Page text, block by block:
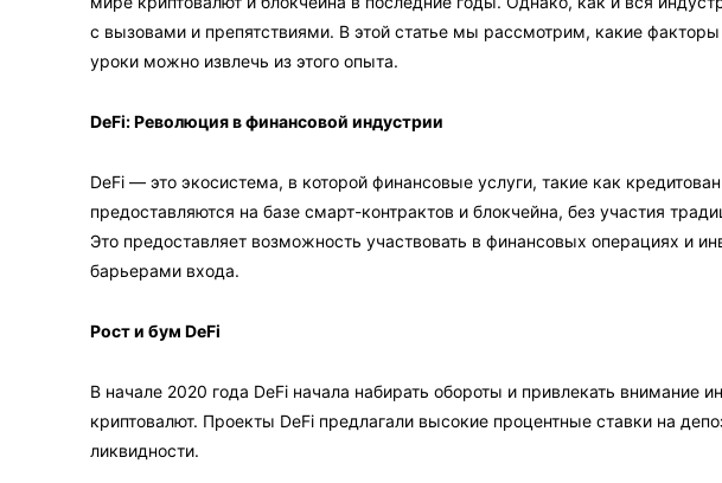
с вызовами и препятствиями. В этой статье мы рассмотрим, какие
уроки можно извлечь из этого опыта.
DeFi: Революция в финансовой индустрии
DeFi — это экосистема, в которой финансовые услуги, такие как
предоставляются на базе смарт-контрактов и блокчейна, без участия
Это предоставляет возможность участвовать в финансовых операциях и
барьерами входа.
Рост и бум DeFi
В начале 2020 года DeFi начала набирать обороты и привлекать внимание
криптовалют. Проекты DeFi предлагали высокие процентные ставки на
ликвидности.